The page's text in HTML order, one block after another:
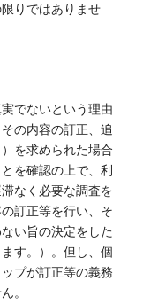
りではありませ
でないという理由
の内容の訂正、追
を求められた場合
を確認の上で、利
なく必要な調査を
訂正等を行い、そ
い旨の決定をした
す。）。但し、個
プが訂正等の義務
。